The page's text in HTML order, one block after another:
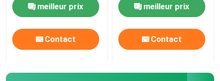
4 pièces de moteur diesel de course
diesel de MCC Meb
Mec Mk
meilleur prix
Contact
Meb Mec Mkmeilleur prix
Contact